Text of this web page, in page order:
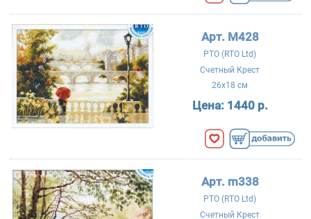
Арт. M428
РТО (RTO Ltd)
Счетный Крест
26x18 см
Цена: 1440 р.
Арт. m338
РТО (RTO Ltd)
Счетный Крест